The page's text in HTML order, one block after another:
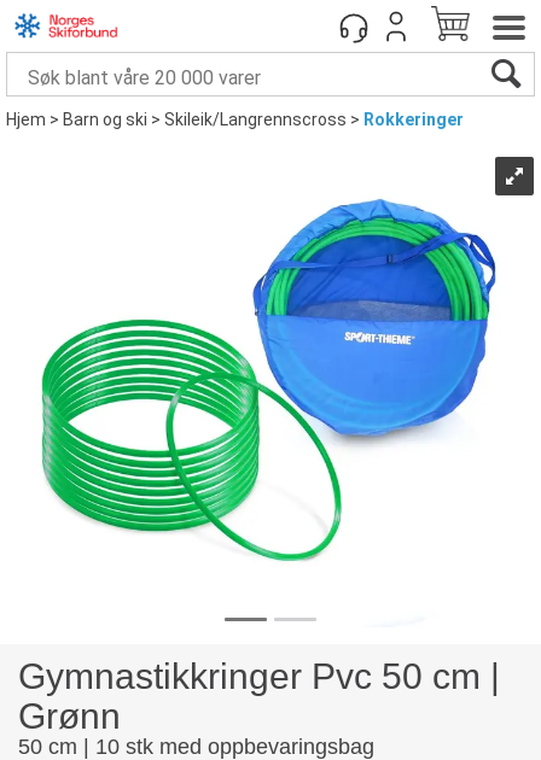
Hjem>Barn og ski>Skileik/Langrennscross> Rokkeringer
Gymnastikkringer Pvc 50 cm |
Grønn
50 cm | 10 stk med oppbevaringsbag